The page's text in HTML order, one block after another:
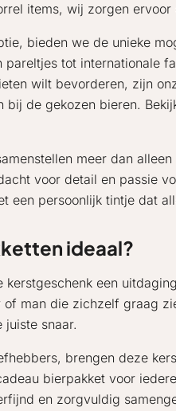
items, wij zorgen
bieden we de unieke
tot internationale
wilt bevorderen, zijn
de gekozen bieren.
meer dan
voor detail en passie
een persoonlijk tintje dat
ideaal?
een
man die zichzelf graag
snaar.
brengen deze
bierpakket voor
en zorgvuldig